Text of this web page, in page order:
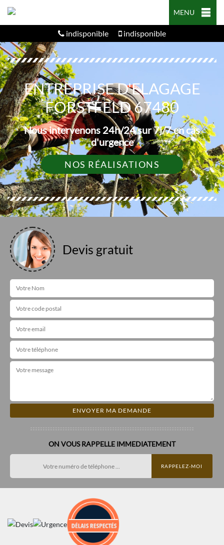
MENU
indisponible indisponible
ENTREPRISE D'ELAGAGE
FORSTFELD 67480
Nous intervenons 24h/24 sur 7j/7 en cas
d'urgence
NOS RÉALISATIONS
Devis gratuit
ON VOUS RAPPELLE IMMEDIATEMENT